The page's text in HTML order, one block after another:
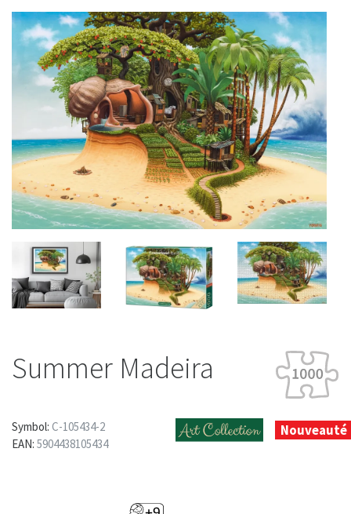
Summer Madeira
Symbol: C-105434-2
EAN: 5904438105434
Nouveauté